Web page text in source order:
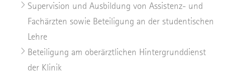
Supervision und Ausbildung von Assistenz- und
Fachärzten sowie Beteiligung an der studentischen
Lehre
Beteiligung am oberärztlichen Hintergrunddienst
der Klinik